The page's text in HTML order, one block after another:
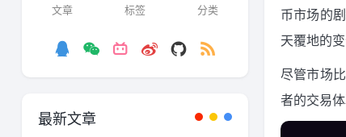
币市场的
天覆地的
尽管市场
者的交易
文章 标签 分类
最新文章